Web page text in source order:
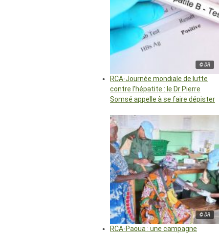
© DR
RCA-Journée mondiale de lutte
contre l’hépatite : le Dr Pierre
Somsé appelle à se faire dépister
© DR
RCA-Paoua : une campagne